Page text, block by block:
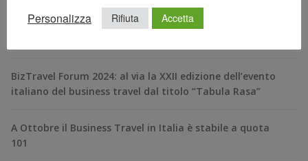
BizTravel Forum 2024: al via la XXII edizione dell’evento
italiano del business travel dal titolo “Tabula Rasa”
A Ottobre il Business Travel in Italia è stabile a quota
101
Personalizza Rifiuta Accetta